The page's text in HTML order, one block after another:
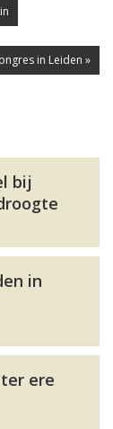
in Leiden »
bij
in
ere